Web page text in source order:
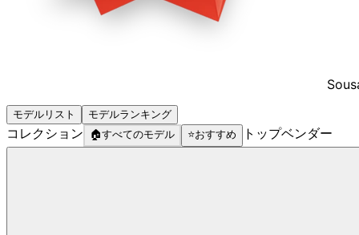
モデルリスト モデルランキング
コレクション 🏠すべてのモデル ⭐おすすめ トップベンダー